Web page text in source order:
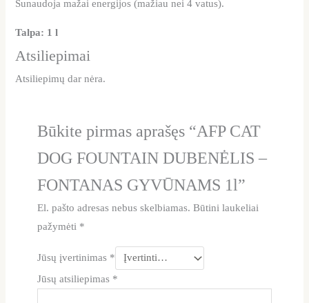
Sunaudoja mažai energijos (mažiau nei 4 vatus).
Talpa: 1 l
Atsiliepimai
Atsiliepimų dar nėra.
Būkite pirmas aprašęs “AFP CAT
DOG FOUNTAIN DUBENĖLIS –
FONTANAS GYVŪNAMS 1l”
El. pašto adresas nebus skelbiamas. Būtini laukeliai
pažymėti *
Jūsų įvertinimas *
Jūsų atsiliepimas *